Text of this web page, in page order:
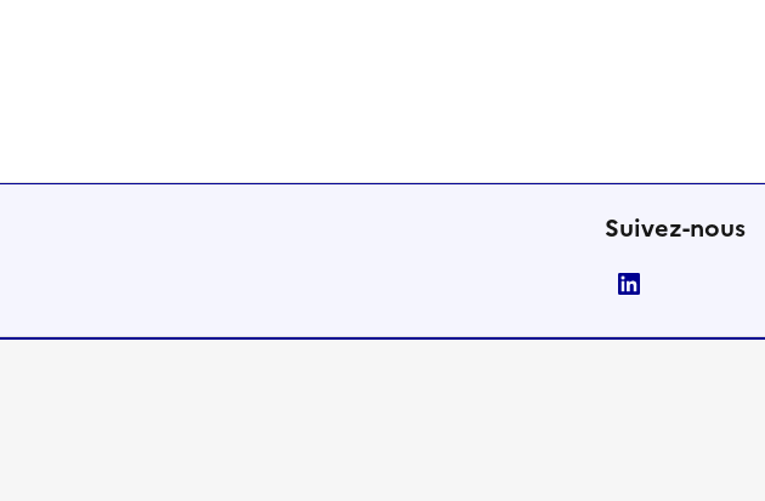
Suivez-nous